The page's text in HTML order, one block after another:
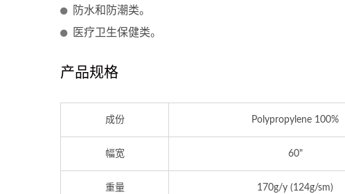
防水和防潮类。
医疗卫生保健类。
产品规格
成份 Polypropylene 100%
幅宽 60"
重量 170g/y (124g/sm)